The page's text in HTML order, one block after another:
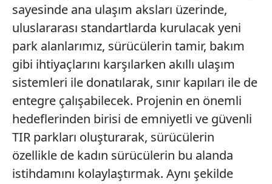
sayesinde ana ulaşım aksları üzerinde,
uluslararası standartlarda kurulacak yeni
park alanlarımız, sürücülerin tamir, bakım
gibi ihtiyaçlarını karşılarken akıllı ulaşım
sistemleri ile donatılarak, sınır kapıları ile de
entegre çalışabilecek. Projenin en önemli
hedeflerinden birisi de emniyetli ve güvenli
TIR parkları oluşturarak, sürücülerin
özellikle de kadın sürücülerin bu alanda
istihdamını kolaylaştırmak. Aynı şekilde